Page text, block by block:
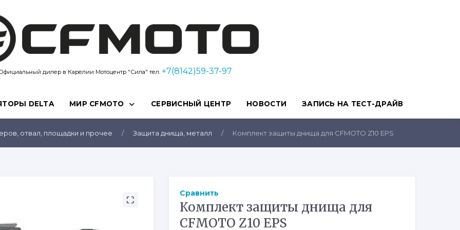
дилер в Карелии Мотоцентр "Сила" тел. +7(8142)59-37-97
DELTA МИР CFMOTO СЕРВИСНЫЙ ЦЕНТР НОВОСТИ ЗАПИСЬ НА ТЕСТ-ДРАЙВ
отвал, площадки и прочее / Защита днища, металл / Комплект защиты днища для CFMOTO Z10 EPS
Комплект защиты днища для
CFMOTO Z10 EPS
Сравнить